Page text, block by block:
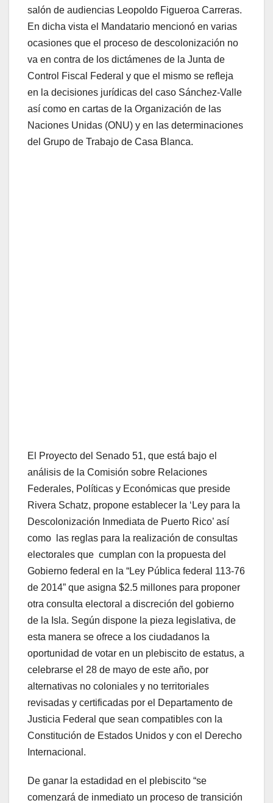
salón de audiencias Leopoldo Figueroa Carreras.
En dicha vista el Mandatario mencionó en varias
ocasiones que el proceso de descolonización no
va en contra de los dictámenes de la Junta de
Control Fiscal Federal y que el mismo se refleja
en la decisiones jurídicas del caso Sánchez-Valle
así como en cartas de la Organización de las
Naciones Unidas (ONU) y en las determinaciones
del Grupo de Trabajo de Casa Blanca.
El Proyecto del Senado 51, que está bajo el
análisis de la Comisión sobre Relaciones
Federales, Políticas y Económicas que preside
Rivera Schatz, propone establecer la ‘Ley para la
Descolonización Inmediata de Puerto Rico’ así
como las reglas para la realización de consultas
electorales que cumplan con la propuesta del
Gobierno federal en la “Ley Pública federal 113-76
de 2014” que asigna $2.5 millones para proponer
otra consulta electoral a discreción del gobierno
de la Isla. Según dispone la pieza legislativa, de
esta manera se ofrece a los ciudadanos la
oportunidad de votar en un plebiscito de estatus, a
celebrarse el 28 de mayo de este año, por
alternativas no coloniales y no territoriales
revisadas y certificadas por el Departamento de
Justicia Federal que sean compatibles con la
Constitución de Estados Unidos y con el Derecho
Internacional.
De ganar la estadidad en el plebiscito “se
comenzará de inmediato un proceso de transición